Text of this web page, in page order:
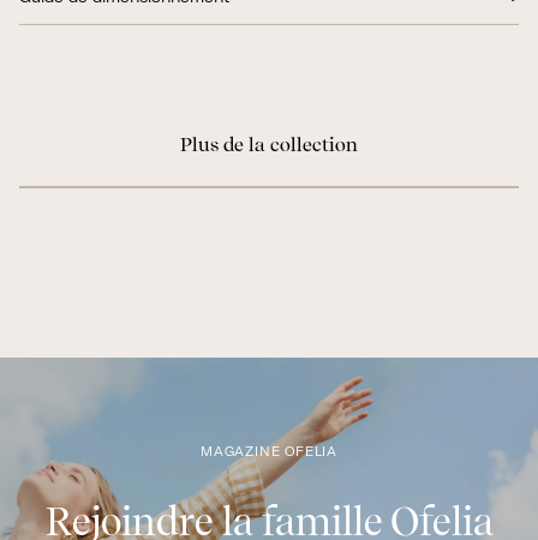
Plus de la collection
MAGAZINE OFELIA
Rejoindre la famille Ofelia